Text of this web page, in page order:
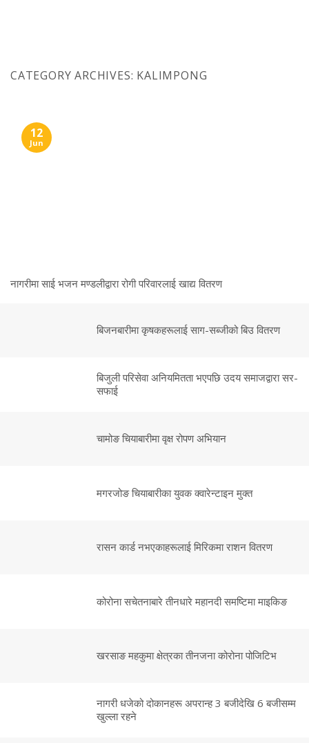
CATEGORY ARCHIVES: KALIMPONG
नागरीमा साई भजन मण्डलीद्वारा रोगी परिवारलाई खाद्य वितरण
12
Jun
बिजनबारीमा कृषकहरूलाई साग-सब्जीको बिउ वितरण
बिजुली परिसेवा अनियमितता भएपछि उदय समाजद्वारा सर-
सफाई
चामोङ चियाबारीमा वृक्ष रोपण अभियान
मगरजोङ चियाबारीका युवक क्वारेन्टाइन मुक्त
रासन कार्ड नभएकाहरूलाई मिरिकमा राशन वितरण
कोरोना सचेतनाबारे तीनधारे महानदी समष्टिमा माइकिङ
खरसाङ महकुमा क्षेत्रका तीनजना कोरोना पोजिटिभ
नागरी धजेको दोकानहरू अपरान्ह 3 बजीदेखि 6 बजीसम्म
खुल्ला रहने